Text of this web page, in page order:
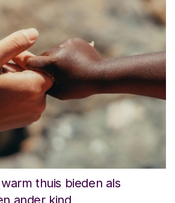
thuis bieden als
ander kind